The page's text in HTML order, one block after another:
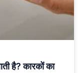
है? कारकों का